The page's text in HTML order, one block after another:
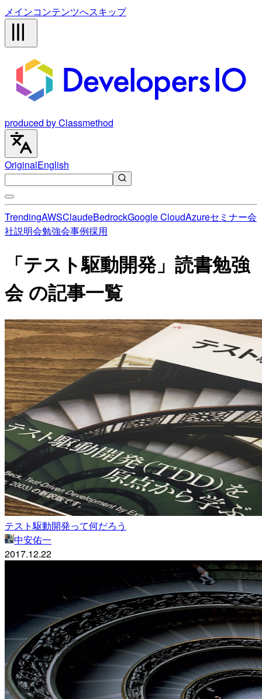
メインコンテンツへスキップ
produced by Classmethod
OriginalEnglish
TrendingAWSClaudeBedrockGoogle CloudAzureセミナー会
社説明会勉強会事例採用
「テスト駆動開発」読書勉強
会 の記事一覧
テスト駆動開発って何だろう
中安佑一
2017.12.22